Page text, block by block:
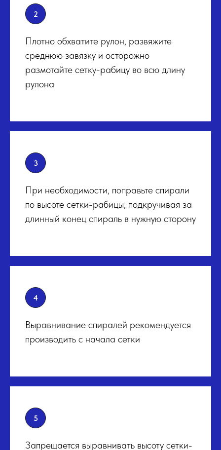
Плотно обхватите рулон, развяжите
среднюю завязку и осторожно
размотайте сетку-рабицу во всю длину
рулона
При необходимости, поправьте спирали
по высоте сетки-рабицы, подкручивая за
длинный конец спираль в нужную сторону
Выравнивание спиралей рекомендуется
производить с начала сетки
Запрещается выравнивать высоту сетки-